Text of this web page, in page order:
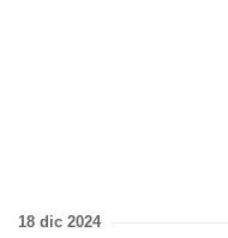
18 dic 2024